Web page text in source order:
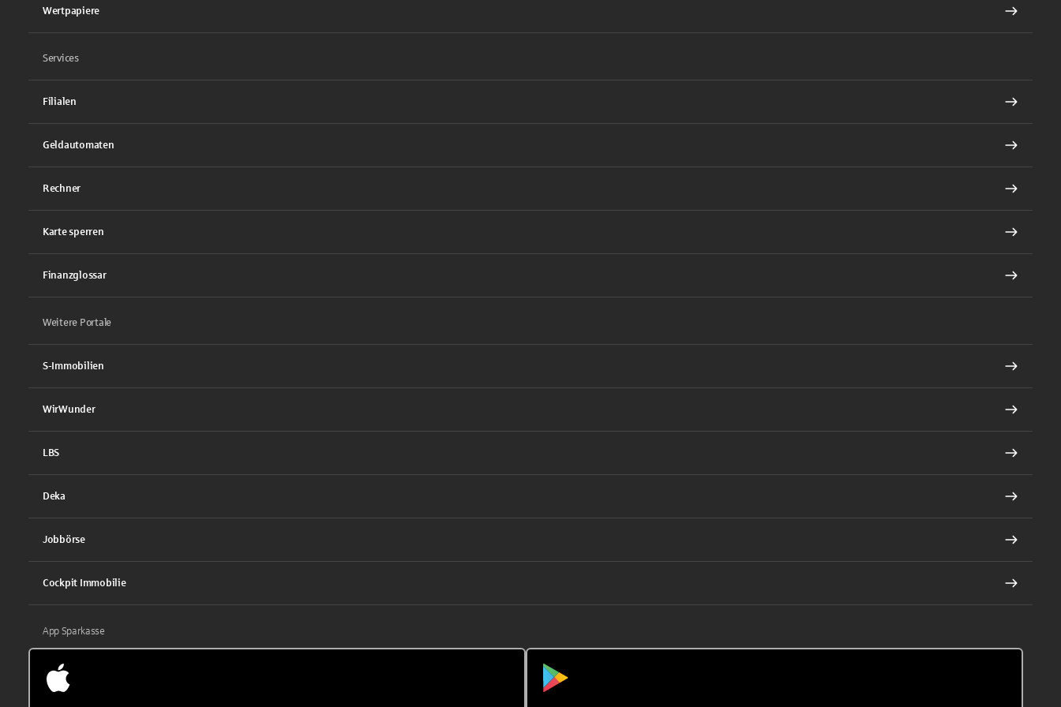
Wertpapiere
Services
Filialen
Geldautomaten
Rechner
Karte sperren
Finanzglossar
Weitere Portale
S-Immobilien
WirWunder
LBS
Deka
Jobbörse
Cockpit Immobilie
App Sparkasse